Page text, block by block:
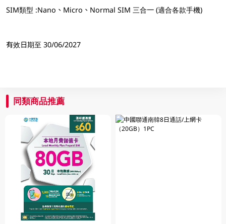
SIM類型 :Nano、Micro、Normal SIM 三合一 (適合各款手機)
有效日期至 30/06/2027
同類商品推薦